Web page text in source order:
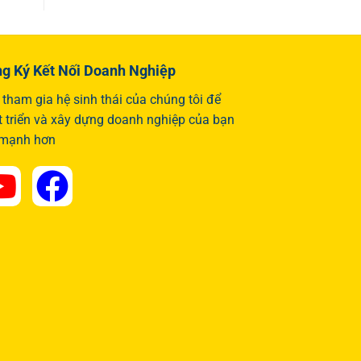
Ký Kết Nối Doanh Nghiệp
tham gia hệ sinh thái của chúng tôi để
triển và xây dựng doanh nghiệp của bạn
hơn